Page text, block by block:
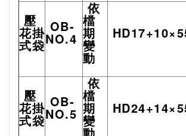
壓
花掛
式袋
OB-
NO.4
依
檔
期
變
動
壓
花掛
式袋
OB-
NO.5
依
檔
期
變